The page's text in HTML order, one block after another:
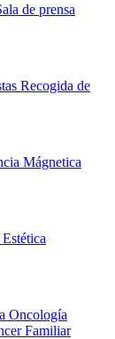
de prensa
Recogida de
Mágnetica
Estética
Oncología
Familiar